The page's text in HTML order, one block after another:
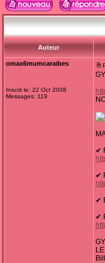
Auteur
omax6mumcaraibes
Inscrit le: 22 Oct 2008
Messages: 119
✔
✔
✔
✔